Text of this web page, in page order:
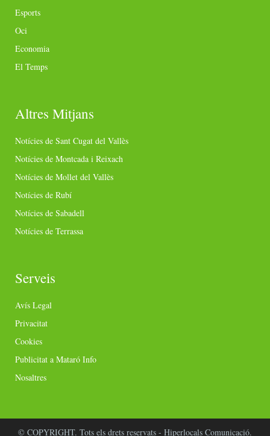
Esports
Oci
Economia
El Temps
Altres Mitjans
Notícies de Sant Cugat del Vallès
Notícies de Montcada i Reixach
Notícies de Mollet del Vallès
Notícies de Rubí
Notícies de Sabadell
Notícies de Terrassa
Serveis
Avís Legal
Privacitat
Cookies
Publicitat a Mataró Info
Nosaltres
© COPYRIGHT. Tots els drets reservats - Hiperlocals Comunicació.